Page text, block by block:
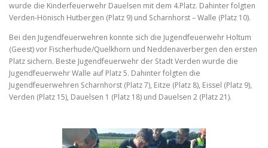
wurde die Kinderfeuerwehr Dauelsen mit dem 4.Platz. Dahinter folgten
Verden-Hönisch Hutbergen (Platz 9) und Scharnhorst – Walle (Platz 10).
Bei den Jugendfeuerwehren konnte sich die Jugendfeuerwehr Holtum
(Geest) vor Fischerhude/Quelkhorn und Neddenaverbergen den ersten
Platz sichern. Beste Jugendfeuerwehr der Stadt Verden wurde die
Jugendfeuerwehr Walle auf Platz 5. Dahinter folgten die
Jugendfeuerwehren Scharnhorst (Platz 7), Eitze (Platz 8), Eissel (Platz 9),
Verden (Platz 15), Dauelsen 1 (Platz 18) und Dauelsen 2 (Platz 21).